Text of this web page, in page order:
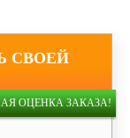
СВОЕЙ
ОЦЕНКА ЗАКАЗА!